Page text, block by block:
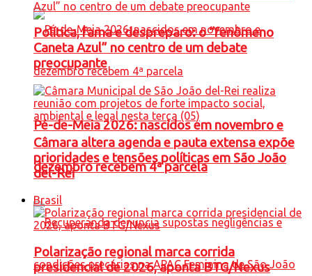
Pé-de-Meia 2026: nascidos em novembro e
dezembro recebem 4ª parcela
Política, fama e despreparo: o “fenômeno
Caneta Azul” no centro de um debate
preocupante
Câmara altera agenda e pauta extensa expõe
prioridades e tensões políticas em São João
del-Rei
Brasil
Polarização regional marca corrida
presidencial de 2026, aponta BTG/Nexus